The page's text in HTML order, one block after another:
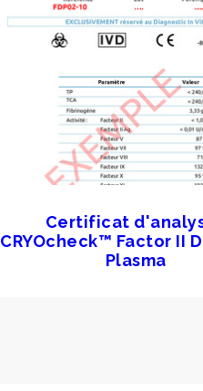
Certificat
CRYOcheck™ Factor II
Plasma